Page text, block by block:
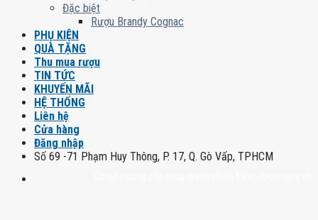
Đặc biệt
Rượu Brandy Cognac
PHỤ KIỆN
QUÀ TẶNG
Thu mua rượu
TIN TỨC
KHUYẾN MÃI
HỆ THỐNG
Liên hệ
Cửa hàng
Đăng nhập
Số 69 -71 Phạm Huy Thông, P. 17, Q. Gò Vấp, TPHCM